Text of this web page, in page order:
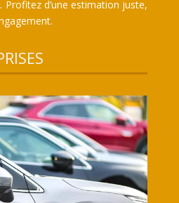
d’une estimation juste,